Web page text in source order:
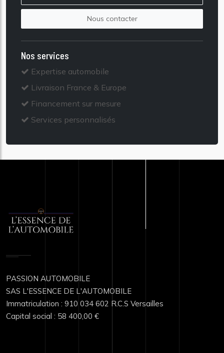
Nous contacter
Nos services
Expertise automobile
Livraison France & Europe
Financement sur mesure
Services personnalisés
PASSION AUTOMOBILE
SAS L'ESSENCE DE L'AUTOMOBILE
Immatriculation : 910 034 602 R.C.S Versailles
Capital social : 58 400,00 €